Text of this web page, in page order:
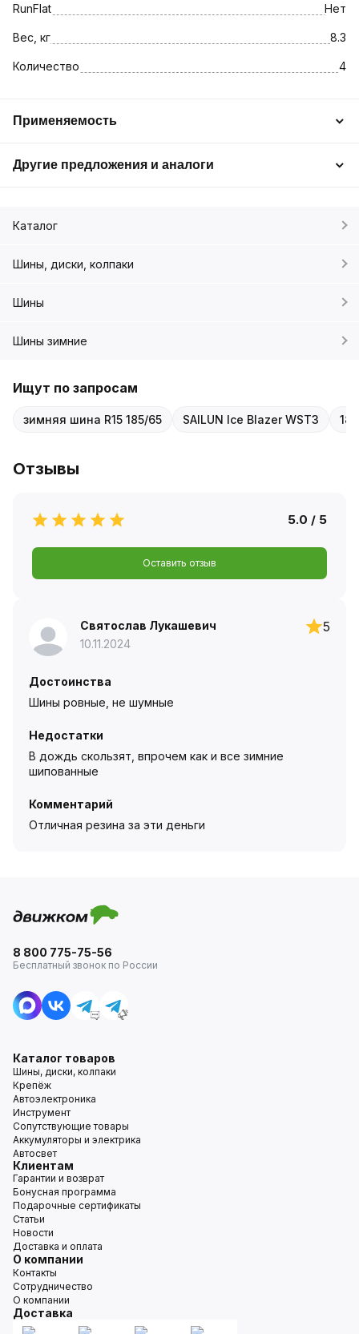
RunFlat Нет
Вес, кг 8.3
Количество 4
Применяемость
Другие предложения и аналоги
Каталог
Шины, диски, колпаки
Шины
Шины зимние
Ищут по запросам
зимняя шина R15 185/65 SAILUN Ice Blazer WST3
Отзывы
5.0 / 5
Оставить отзыв
Святослав Лукашевич
10.11.2024
5
Достоинства
Шины ровные, не шумные
Недостатки
В дождь скользят, впрочем как и все зимние
шипованные
Комментарий
Отличная резина за эти деньги
8 800 775-75-56
Бесплатный звонок по России
Каталог товаров
Шины, диски, колпаки
Крепёж
Автоэлектроника
Инструмент
Сопутствующие товары
Аккумуляторы и электрика
Автосвет
Клиентам
Гарантии и возврат
Бонусная программа
Подарочные сертификаты
Статьи
Новости
Доставка и оплата
О компании
Контакты
Сотрудничество
О компании
Доставка